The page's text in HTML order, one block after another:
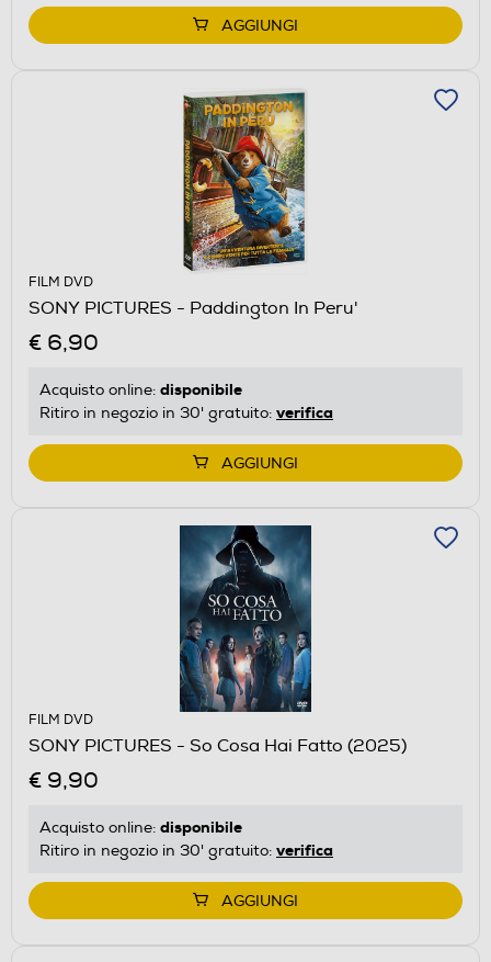
AGGIUNGI
FILM DVD
SONY PICTURES - Paddington In Peru'
€ 6,90
Acquisto online: disponibile
Ritiro in negozio in 30' gratuito: verifica
AGGIUNGI
FILM DVD
SONY PICTURES - So Cosa Hai Fatto (2025)
€ 9,90
Acquisto online: disponibile
Ritiro in negozio in 30' gratuito: verifica
AGGIUNGI